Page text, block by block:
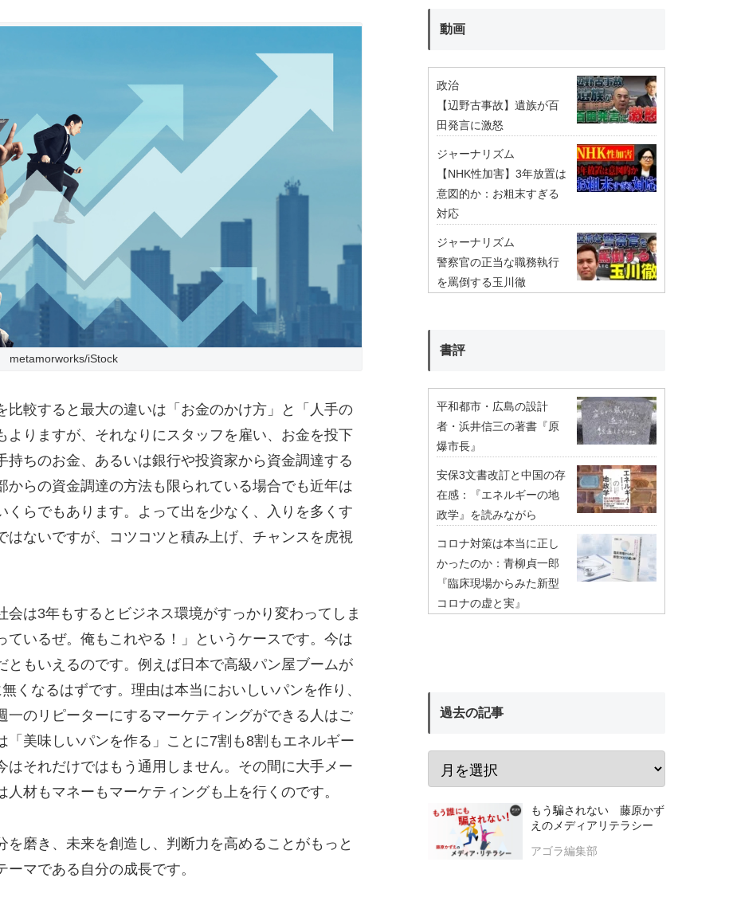
metamorworks/iStock
比較すると最大の違いは「お金のかけ方」と「人手の
よりますが、それなりにスタッフを雇い、お金を投下
ちのお金、あるいは銀行や投資家から資金調達する
らの資金調達の方法も限られている場合でも近年は
らでもあります。よって出を少なく、入りを多くす
はないですが、コツコツと積み上げ、チャンスを虎視
は3年もするとビジネス環境がすっかり変わってしま
ているぜ。俺もこれやる！」というケースです。今は
ともいえるのです。例えば日本で高級パン屋ブームが
くなるはずです。理由は本当においしいパンを作り、
一のリピーターにするマーケティングができる人はご
「美味しいパンを作る」ことに7割も8割もエネルギー
はそれだけではもう通用しません。その間に大手メー
材もマネーもマーケティングも上を行くのです。
磨き、未来を創造し、判断力を高めることがもっと
マである自分の成長です。
動画
政治
【辺野古事故】遺族が百
田発言に激怒
ジャーナリズム
【NHK性加害】3年放置は
意図的か：お粗末すぎる
対応
ジャーナリズム
警察官の正当な職務執行
を罵倒する玉川徹
書評
平和都市・広島の設計
者・浜井信三の著書『原
爆市長』
安保3文書改訂と中国の存
在感：『エネルギーの地
政学』を読みながら
コロナ対策は本当に正し
かったのか：青柳貞一郎
『臨床現場からみた新型
コロナの虚と実』
過去の記事
もう騙されない 藤原かず
えのメディアリテラシー
アゴラ編集部